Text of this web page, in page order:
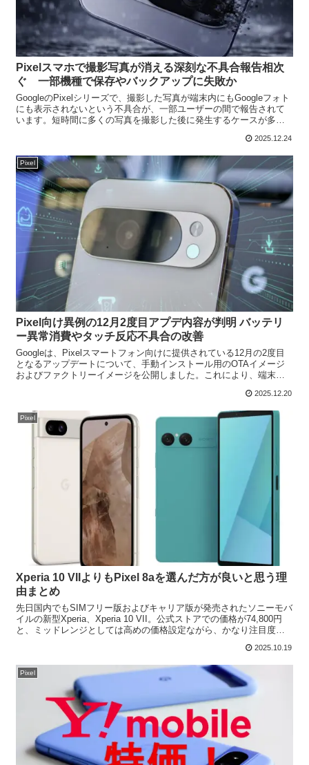
Pixelスマホで撮影写真が消える深刻な不具合報告相次
ぐ 一部機種で保存やバックアップに失敗か
GoogleのPixelシリーズで、撮影した写真が端末内にもGoogleフォト
にも表示されないという不具合が、一部ユーザーの間で報告されて
います。短時間に多くの写真を撮影した後に発生するケースが多い
2025.12.24
Pixel
Pixel向け異例の12月2度目アプデ内容が判明 バッテリ
ー異常消費やタッチ反応不具合の改善
Googleは、Pixelスマートフォン向けに提供されている12月の2度目
となるアップデートについて、手動インストール用のOTAイメージ
およびファクトリーイメージを公開しました。これにより、端末へ
2025.12.20
Pixel
Xperia 10 VIIよりもPixel 8aを選んだ方が良いと思う理
由まとめ
先日国内でもSIMフリー版およびキャリア版が発売されたソニーモバ
イルの新型Xperia、Xperia 10 VII。公式ストアでの価格が74,800円
と、ミッドレンジとしては高めの価格設定ながら、かなり注目度は
2025.10.19
Pixel